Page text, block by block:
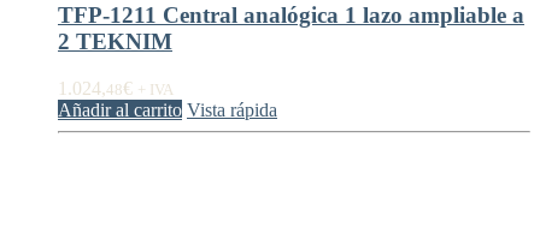
TFP-1211 Central analógica 1 lazo ampliable a
2 TEKNIM
1.024,48€ + IVA
Añadir al carrito Vista rápida